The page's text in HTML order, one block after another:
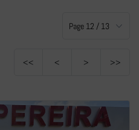
<< < > >>